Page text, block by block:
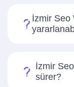
İzmir Seo
İzmir
sürer?